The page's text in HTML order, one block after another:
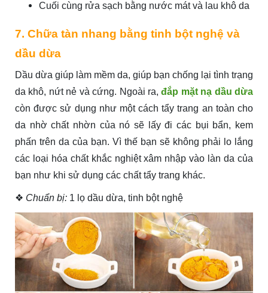
Cuối cùng rửa sạch bằng nước mát và lau khô da
7. Chữa tàn nhang bằng tinh bột nghệ và
dầu dừa
Dầu dừa giúp làm mềm da, giúp bạn chống lại tình trạng
da khô, nứt nẻ và cứng. Ngoài ra,đắp mặt nạ dầu dừa
còn được sử dụng như một cách tẩy trang an toàn cho
da nhờ chất nhờn của nó sẽ lấy đi các bụi bẩn, kem
phấn trên da của bạn. Vì thế bạn sẽ không phải lo lắng
các loại hóa chất khắc nghiệt xâm nhập vào làn da của
bạn như khi sử dụng các chất tẩy trang khác.
❖ Chuẩn bị: 1 lọ dầu dừa, tinh bột nghệ